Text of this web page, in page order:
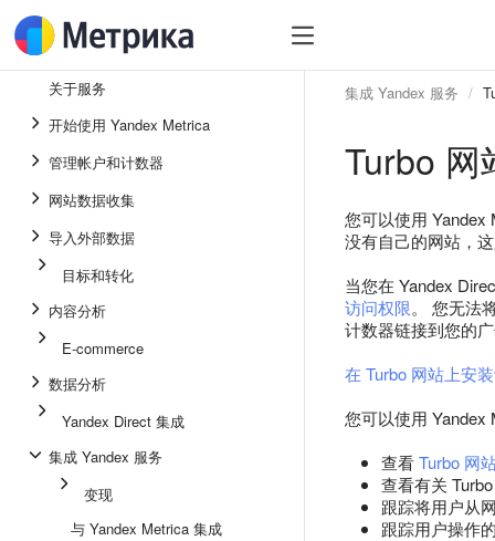
关于服务
开始使用 Yandex Metrica
管理帐户和计数器
网站数据收集
导入外部数据
目标和转化
内容分析
E-commerce
数据分析
Yandex Direct 集成
集成 Yandex 服务
变现
与 Yandex Metrica 集成
集成 Yandex 服务
Turbo 网
您可以使用 Yandex
没有自己的网站，
当您在 Yandex
访问权限。 您无法
计数器链接到您的
在 Turbo 网站上安
您可以使用 Yandex
查看Turbo 网
查看有关
跟踪将用户从
跟踪用户操作